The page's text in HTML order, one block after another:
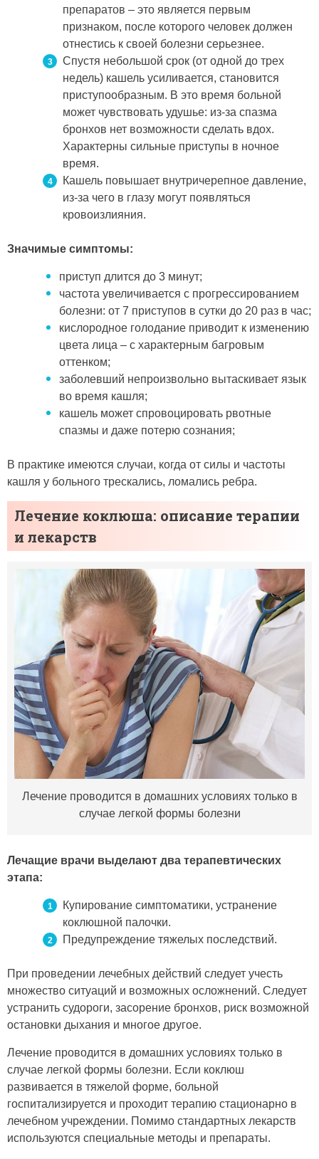
препаратов – это является первым
признаком, после которого человек должен
отнестись к своей болезни серьезнее.
Спустя небольшой срок (от одной до трех
недель) кашель усиливается, становится
приступообразным. В это время больной
может чувствовать удушье: из-за спазма
бронхов нет возможности сделать вдох.
Характерны сильные приступы в ночное
время.
Кашель повышает внутричерепное давление,
из-за чего в глазу могут появляться
кровоизлияния.
Значимые симптомы:
приступ длится до 3 минут;
частота увеличивается с прогрессированием
болезни: от 7 приступов в сутки до 20 раз в час;
кислородное голодание приводит к изменению
цвета лица – с характерным багровым
оттенком;
заболевший непроизвольно вытаскивает язык
во время кашля;
кашель может спровоцировать рвотные
спазмы и даже потерю сознания;
В практике имеются случаи, когда от силы и частоты
кашля у больного трескались, ломались ребра.
Лечение коклюша: описание терапии
и лекарств
Лечение проводится в домашних условиях только в
случае легкой формы болезни
Лечащие врачи выделают два терапевтических
этапа:
Купирование симптоматики, устранение
коклюшной палочки.
Предупреждение тяжелых последствий.
При проведении лечебных действий следует учесть
множество ситуаций и возможных осложнений. Следует
устранить судороги, засорение бронхов, риск возможной
остановки дыхания и многое другое.
Лечение проводится в домашних условиях только в
случае легкой формы болезни. Если коклюш
развивается в тяжелой форме, больной
госпитализируется и проходит терапию стационарно в
лечебном учреждении. Помимо стандартных лекарств
используются специальные методы и препараты.